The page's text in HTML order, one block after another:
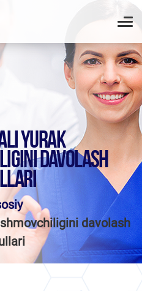
YURAK
DAVOLASH
davolash